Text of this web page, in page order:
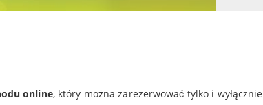
online, który można zarezerwować tylko i wyłącznie